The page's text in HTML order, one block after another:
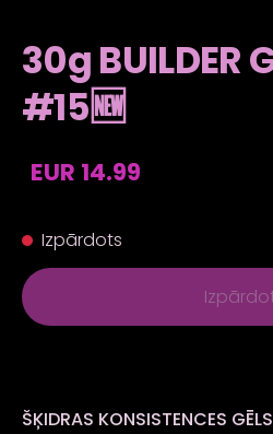
30g BUILDER
#15🆕
EUR 14.99
Izpārdots
ŠĶIDRAS KONSISTENCES GĒLS